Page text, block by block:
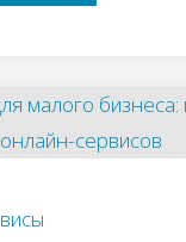
инструментов
при
помощи